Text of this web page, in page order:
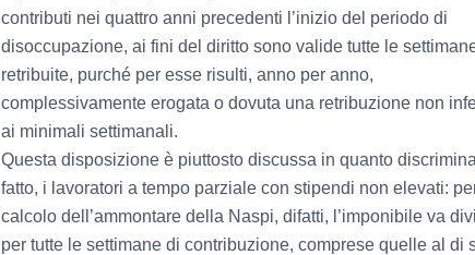
contributi nei quattro anni precedenti l’inizio del periodo di
disoccupazione, ai fini del diritto sono valide tutte le
retribuite, purché per esse risulti, anno per anno,
complessivamente erogata o dovuta una retribuzione non
ai minimali settimanali.
Questa disposizione è piuttosto discussa in quanto
fatto, i lavoratori a tempo parziale con stipendi non elevati:
calcolo dell’ammontare della Naspi, difatti, l’imponibile va
per tutte le settimane di contribuzione, comprese quelle al di